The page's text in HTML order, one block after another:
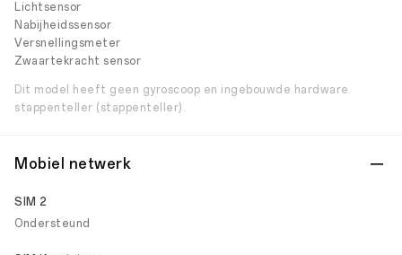
Lichtsensor
Nabijheidssensor
Versnellingsmeter
Zwaartekracht sensor
Dit model heeft geen gyroscoop en ingebouwde hardware
stappenteller (stappenteller).
Mobiel netwerk
SIM 2
Ondersteund